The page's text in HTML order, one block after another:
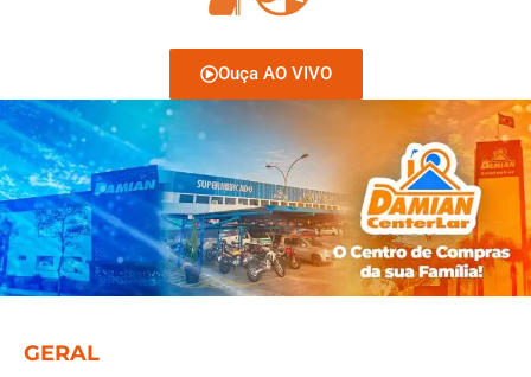
Ouça AO VIVO
GERAL